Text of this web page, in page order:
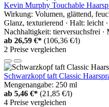
Kevin Murphy Touchable
Wirkung: Volumen, glättend,
Glanz, texturierend · Halt: leicht
Nachhaltigkeit: tierversuchsfrei ·
ab 26,59 €* (106,36 €/l)
2 Preise vergleichen
Schwarzkopf taft Classic
Mengenangabe: 250 ml
ab 5,46 €* (21,85 €/l)
4 Preise vergleichen